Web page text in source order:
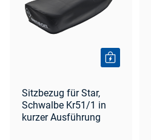
Sitzbezug für Star,
Schwalbe Kr51/1 in
kurzer Ausführung